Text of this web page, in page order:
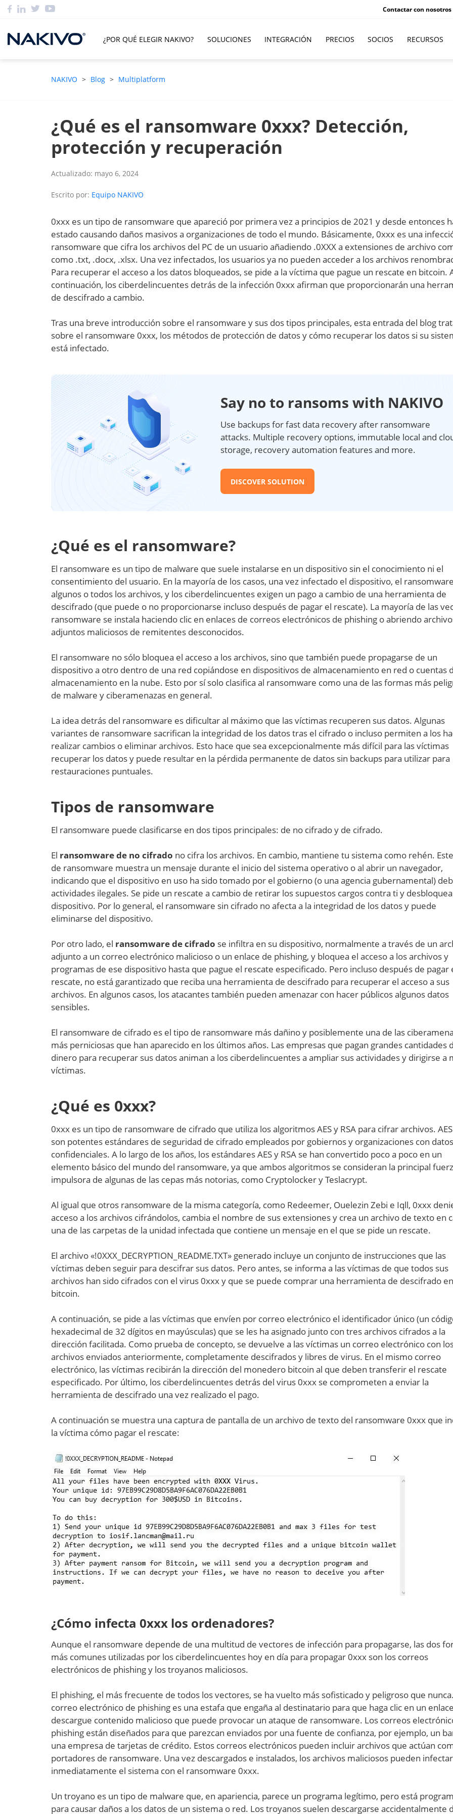
Contactar con nosotros
¿POR QUÉ ELEGIR NAKIVO? SOLUCIONES INTEGRACIÓN PRECIOS SOCIOS RECURSOS
NAKIVO > Blog > Multiplatform
¿Qué es el ransomware 0xxx? Detección,
protección y recuperación
Actualizado: mayo 6, 2024
Escrito por: Equipo NAKIVO
0xxx es un tipo de ransomware que apareció por primera vez a principios de 2021 y desde entonces
estado causando daños masivos a organizaciones de todo el mundo. Básicamente, 0xxx es una
ransomware que cifra los archivos del PC de un usuario añadiendo .0XXX a extensiones de archivo
como .txt, .docx, .xlsx. Una vez infectados, los usuarios ya no pueden acceder a los archivos
Para recuperar el acceso a los datos bloqueados, se pide a la víctima que pague un rescate en bitcoin.
continuación, los ciberdelincuentes detrás de la infección 0xxx afirman que proporcionarán una
de descifrado a cambio.
Tras una breve introducción sobre el ransomware y sus dos tipos principales, esta entrada del blog
sobre el ransomware 0xxx, los métodos de protección de datos y cómo recuperar los datos si su
está infectado.
Say no to ransoms with NAKIVO
Use backups for fast data recovery after ransomware
attacks. Multiple recovery options, immutable local and
storage, recovery automation features and more.
DISCOVER SOLUTION
¿Qué es el ransomware?
El ransomware es un tipo de malware que suele instalarse en un dispositivo sin el conocimiento ni el
consentimiento del usuario. En la mayoría de los casos, una vez infectado el dispositivo, el
algunos o todos los archivos, y los ciberdelincuentes exigen un pago a cambio de una herramienta de
descifrado (que puede o no proporcionarse incluso después de pagar el rescate). La mayoría de las
ransomware se instala haciendo clic en enlaces de correos electrónicos de phishing o abriendo
adjuntos maliciosos de remitentes desconocidos.
El ransomware no sólo bloquea el acceso a los archivos, sino que también puede propagarse de un
dispositivo a otro dentro de una red copiándose en dispositivos de almacenamiento en red o cuentas
almacenamiento en la nube. Esto por sí solo clasifica al ransomware como una de las formas más
de malware y ciberamenazas en general.
La idea detrás del ransomware es dificultar al máximo que las víctimas recuperen sus datos. Algunas
variantes de ransomware sacrifican la integridad de los datos tras el cifrado o incluso permiten a los
realizar cambios o eliminar archivos. Esto hace que sea excepcionalmente más difícil para las víctimas
recuperar los datos y puede resultar en la pérdida permanente de datos sin backups para utilizar para
restauraciones puntuales.
Tipos de ransomware
El ransomware puede clasificarse en dos tipos principales: de no cifrado y de cifrado.
El ransomware de no cifrado no cifra los archivos. En cambio, mantiene tu sistema como rehén.
de ransomware muestra un mensaje durante el inicio del sistema operativo o al abrir un navegador,
indicando que el dispositivo en uso ha sido tomado por el gobierno (o una agencia gubernamental)
actividades ilegales. Se pide un rescate a cambio de retirar los supuestos cargos contra ti y
dispositivo. Por lo general, el ransomware sin cifrado no afecta a la integridad de los datos y puede
eliminarse del dispositivo.
Por otro lado, el ransomware de cifrado se infiltra en su dispositivo, normalmente a través de un
adjunto a un correo electrónico malicioso o un enlace de phishing, y bloquea el acceso a los archivos y
programas de ese dispositivo hasta que pague el rescate especificado. Pero incluso después de pagar
rescate, no está garantizado que reciba una herramienta de descifrado para recuperar el acceso a sus
archivos. En algunos casos, los atacantes también pueden amenazar con hacer públicos algunos datos
sensibles.
El ransomware de cifrado es el tipo de ransomware más dañino y posiblemente una de las
más perniciosas que han aparecido en los últimos años. Las empresas que pagan grandes cantidades
dinero para recuperar sus datos animan a los ciberdelincuentes a ampliar sus actividades y dirigirse a
víctimas.
¿Qué es 0xxx?
0xxx es un tipo de ransomware de cifrado que utiliza los algoritmos AES y RSA para cifrar archivos. AES
son potentes estándares de seguridad de cifrado empleados por gobiernos y organizaciones con datos
confidenciales. A lo largo de los años, los estándares AES y RSA se han convertido poco a poco en un
elemento básico del mundo del ransomware, ya que ambos algoritmos se consideran la principal
impulsora de algunas de las cepas más notorias, como Cryptolocker y Teslacrypt.
Al igual que otros ransomware de la misma categoría, como Redeemer, Ouelezin Zebi e Iqll, 0xxx
acceso a los archivos cifrándolos, cambia el nombre de sus extensiones y crea un archivo de texto en
una de las carpetas de la unidad infectada que contiene un mensaje en el que se pide un rescate.
El archivo «!0XXX_DECRYPTION_README.TXT» generado incluye un conjunto de instrucciones que las
víctimas deben seguir para descifrar sus datos. Pero antes, se informa a las víctimas de que todos sus
archivos han sido cifrados con el virus 0xxx y que se puede comprar una herramienta de descifrado en
bitcoin.
A continuación, se pide a las víctimas que envíen por correo electrónico el identificador único (un
hexadecimal de 32 dígitos en mayúsculas) que se les ha asignado junto con tres archivos cifrados a la
dirección facilitada. Como prueba de concepto, se devuelve a las víctimas un correo electrónico con
archivos enviados anteriormente, completamente descifrados y libres de virus. En el mismo correo
electrónico, las víctimas recibirán la dirección del monedero bitcoin al que deben transferir el rescate
especificado. Por último, los ciberdelincuentes detrás del virus 0xxx se comprometen a enviar la
herramienta de descifrado una vez realizado el pago.
A continuación se muestra una captura de pantalla de un archivo de texto del ransomware 0xxx que
la víctima cómo pagar el rescate:
¿Cómo infecta 0xxx los ordenadores?
Aunque el ransomware depende de una multitud de vectores de infección para propagarse, las dos
más comunes utilizadas por los ciberdelincuentes hoy en día para propagar 0xxx son los correos
electrónicos de phishing y los troyanos maliciosos.
El phishing, el más frecuente de todos los vectores, se ha vuelto más sofisticado y peligroso que
correo electrónico de phishing es una estafa que engaña al destinatario para que haga clic en un
descargue contenido malicioso que puede provocar un ataque de ransomware. Los correos
phishing están diseñados para que parezcan enviados por una fuente de confianza, por ejemplo, un
una empresa de tarjetas de crédito. Estos correos electrónicos pueden incluir archivos que actúan
portadores de ransomware. Una vez descargados e instalados, los archivos maliciosos pueden infectar
inmediatamente el sistema con el ransomware 0xxx.
Un troyano es un tipo de malware que, en apariencia, parece un programa legítimo, pero está
para causar daños a los datos de un sistema o red. Los troyanos suelen descargarse accidentalmente